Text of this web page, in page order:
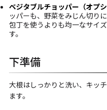
ベジタブルチョッパー（オプシ
ッパーも、野菜をみじん切り
包丁を使うよりも均一なサイ
す。
下準備
大根はしっかりと洗い、キッ
ます。